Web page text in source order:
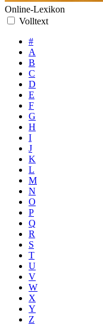
Online-Lexikon
Volltext
#
A
B
C
D
E
F
G
H
I
J
K
L
M
N
O
P
Q
R
S
T
U
V
W
X
Y
Z